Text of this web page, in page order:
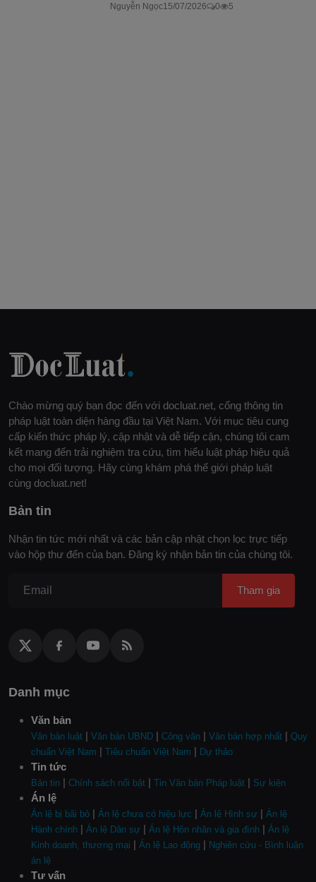
Nguyễn Ngọc15/07/2026 0 5
Chào mừng quý bạn đọc đến với docluat.net, cổng thông tin
pháp luật toàn diện hàng đầu tại Việt Nam. Với mục tiêu cung
cấp kiến thức pháp lý, cập nhật và dễ tiếp cận, chúng tôi cam
kết mang đến trải nghiệm tra cứu, tìm hiểu luật pháp hiệu quả
cho mọi đối tượng. Hãy cùng khám phá thế giới pháp luật
cùng docluat.net!
Bản tin
Nhận tin tức mới nhất và các bản cập nhật chọn lọc trực tiếp
vào hộp thư đến của bạn. Đăng ký nhận bản tin của chúng tôi.
Tham gia
Danh mục
Văn bản
Văn bản luật | Văn bản UBND | Công văn | Văn bản hợp nhất | Quy
chuẩn Việt Nam | Tiêu chuẩn Việt Nam | Dự thảo
Tin tức
Bản tin | Chính sách nổi bật | Tin Văn bản Pháp luật | Sự kiện
Án lệ
Án lệ bị bãi bỏ | Án lệ chưa có hiệu lực | Án lệ Hình sự | Án lệ
Hành chính | Án lệ Dân sự | Án lệ Hôn nhân và gia đình | Án lệ
Kinh doanh, thương mại | Án lệ Lao động | Nghiên cứu - Bình luận
án lệ
Tư vấn